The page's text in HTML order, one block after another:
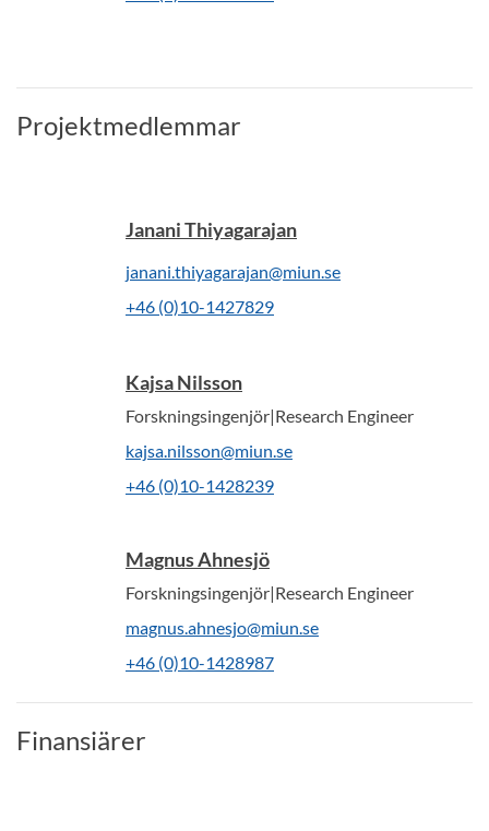
Projektmedlemmar
Janani Thiyagarajan
janani.thiyagarajan@miun.se
+46 (0)10-1427829
Kajsa Nilsson
Forskningsingenjör|Research Engineer
kajsa.nilsson@miun.se
+46 (0)10-1428239
Magnus Ahnesjö
Forskningsingenjör|Research Engineer
magnus.ahnesjo@miun.se
+46 (0)10-1428987
Finansiärer